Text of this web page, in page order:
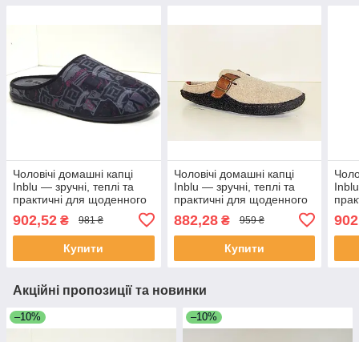
Чоловічі домашні капці
Inblu — зручні, теплі та
практичні для щоденного
902,52 ₴ 981 ₴
Купити
Чоловічі домашні капці
Inblu — зручні, теплі та
практичні для щоденного
комфорту колір Пісочний
882,28₴ 959 ₴
Купити
Акційні пропозиції та новинки
–10% –10%